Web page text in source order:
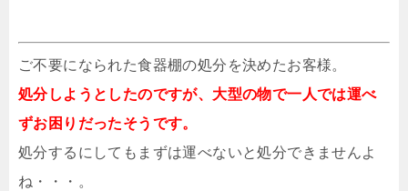
ご不要になられた食器棚の処分を決めたお客様。
処分しようとしたのですが、大型の物で一人では運べ
ずお困りだったそうです。
処分するにしてもまずは運べないと処分できませんよ
ね・・・。